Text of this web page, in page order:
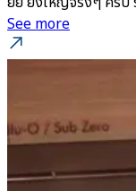
See more